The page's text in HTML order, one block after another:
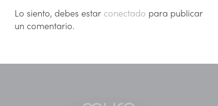
Lo siento, debes estar conectado para publicar
un comentario.